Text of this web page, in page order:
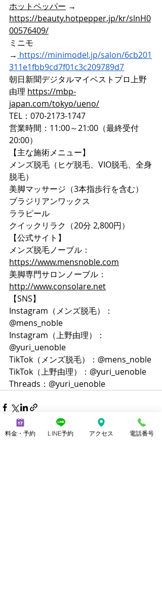
ホットペッパー →
https://beauty.hotpepper.jp/kr/slnH0
00576409/
ミニモ
→ https://minimodel.jp/salon/6cb201
311e1fbb9cd7f01c3c209789d7
朝日新聞デジタルマイベストプロ上野
由理 https://mbp-
japan.com/tokyo/ueno/
TEL：070-2173-1747
営業時間：11:00～21:00（最終受付
20:00）
【主な施術メニュー】
メンズ脱毛（ヒゲ脱毛、VIO脱毛、全身
脱毛）
美脚マッサージ（3本指歩行を含む）
ブラジリアンワックス
ララピール
クイックリラク（20分 2,800円）
【公式サイト】
メンズ脱毛ノーブル：
https://www.mensnoble.com
美脚専門サロンノーブル：
http://www.consolare.net
【SNS】
Instagram（メンズ脱毛）：
@mens_noble
Instagram（上野由理）：
@yuri_uenoble
TikTok（メンズ脱毛）：@mens_noble
TikTok（上野由理）：@yuri_uenoble
Threads：@yuri_uenoble
料金・予約 LINE予約 アクセス 電話番号